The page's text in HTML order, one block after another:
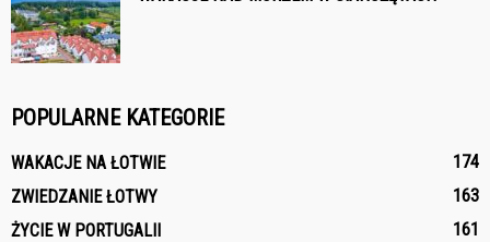
POPULARNE KATEGORIE
WAKACJE NA ŁOTWIE
174
ZWIEDZANIE ŁOTWY
163
ŻYCIE W PORTUGALII
161